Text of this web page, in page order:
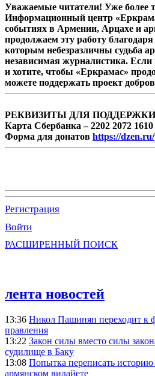
Уважаемые читатели! Уже более
Информационный центр
событиях в Армении, Арцахе и
продолжаем эту работу
которым небезразличны судьба
независимая журналистика.
и хотите, чтобы «Еркрамас»
можете поддержать проект
РЕКВИЗИТЫ ДЛЯ
Карта Сбербанка – 2202 2072 1610
Форма для донатов https://
Регистрация
Войти
РАСШИРЕННЫЙ ПОИСК
лента новостей
13:36 Никол Пашинян переходит к
правления
13:22 Закон силы вместо силы
судилище в Баку
13:08 Попытка переписать историю
армянском вилайете